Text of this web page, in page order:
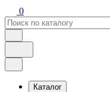
0
Каталог